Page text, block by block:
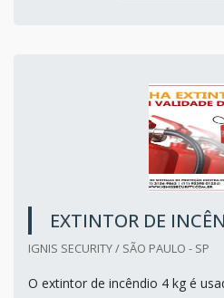
EXTINTOR DE
IGNIS SECURITY / SÃO PAULO - SP
O extintor de incêndio 4 kg é